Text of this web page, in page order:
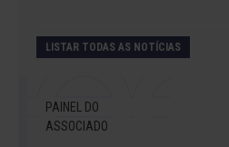
LISTAR TODAS AS NOTÍCIAS
PAINEL DO
ASSOCIADO